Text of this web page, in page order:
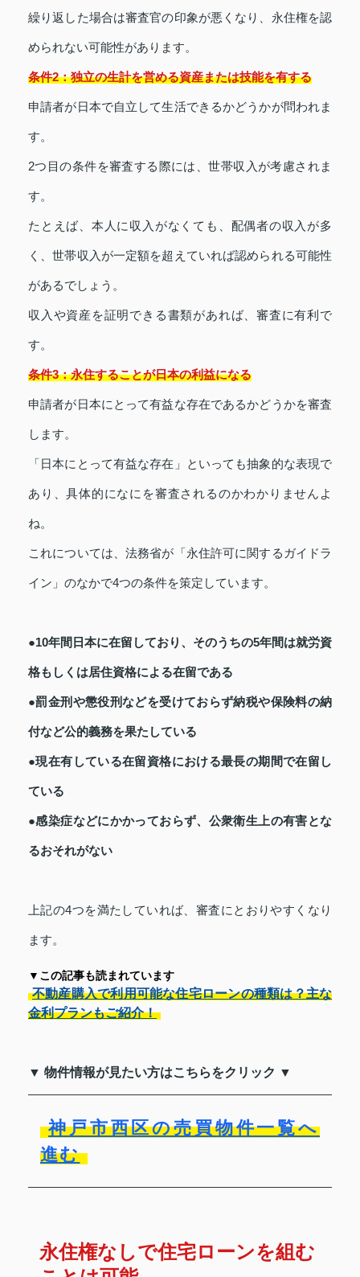
繰り返した場合は審査官の印象が悪くなり、永住権を認
められない可能性があります。
条件2：独立の生計を営める資産または技能を有する
申請者が日本で自立して生活できるかどうかが問われま
す。
2つ目の条件を審査する際には、世帯収入が考慮されま
す。
たとえば、本人に収入がなくても、配偶者の収入が多
く、世帯収入が一定額を超えていれば認められる可能性
があるでしょう。
収入や資産を証明できる書類があれば、審査に有利で
す。
条件3：永住することが日本の利益になる
申請者が日本にとって有益な存在であるかどうかを審査
します。
「日本にとって有益な存在」といっても抽象的な表現で
あり、具体的になにを審査されるのかわかりませんよ
ね。
これについては、法務省が「永住許可に関するガイドラ
イン」のなかで4つの条件を策定しています。
●10年間日本に在留しており、そのうちの5年間は就労資
格もしくは居住資格による在留である
●罰金刑や懲役刑などを受けておらず納税や保険料の納
付など公的義務を果たしている
●現在有している在留資格における最長の期間で在留し
ている
●感染症などにかかっておらず、公衆衛生上の有害とな
るおそれがない
上記の4つを満たしていれば、審査にとおりやすくなり
ます。
▼この記事も読まれています
不動産購入で利用可能な住宅ローンの種類は？主な
金利プランもご紹介！
▼ 物件情報が見たい方はこちらをクリック ▼
神戸市西区の売買物件一覧へ
進む
永住権なしで住宅ローンを組む